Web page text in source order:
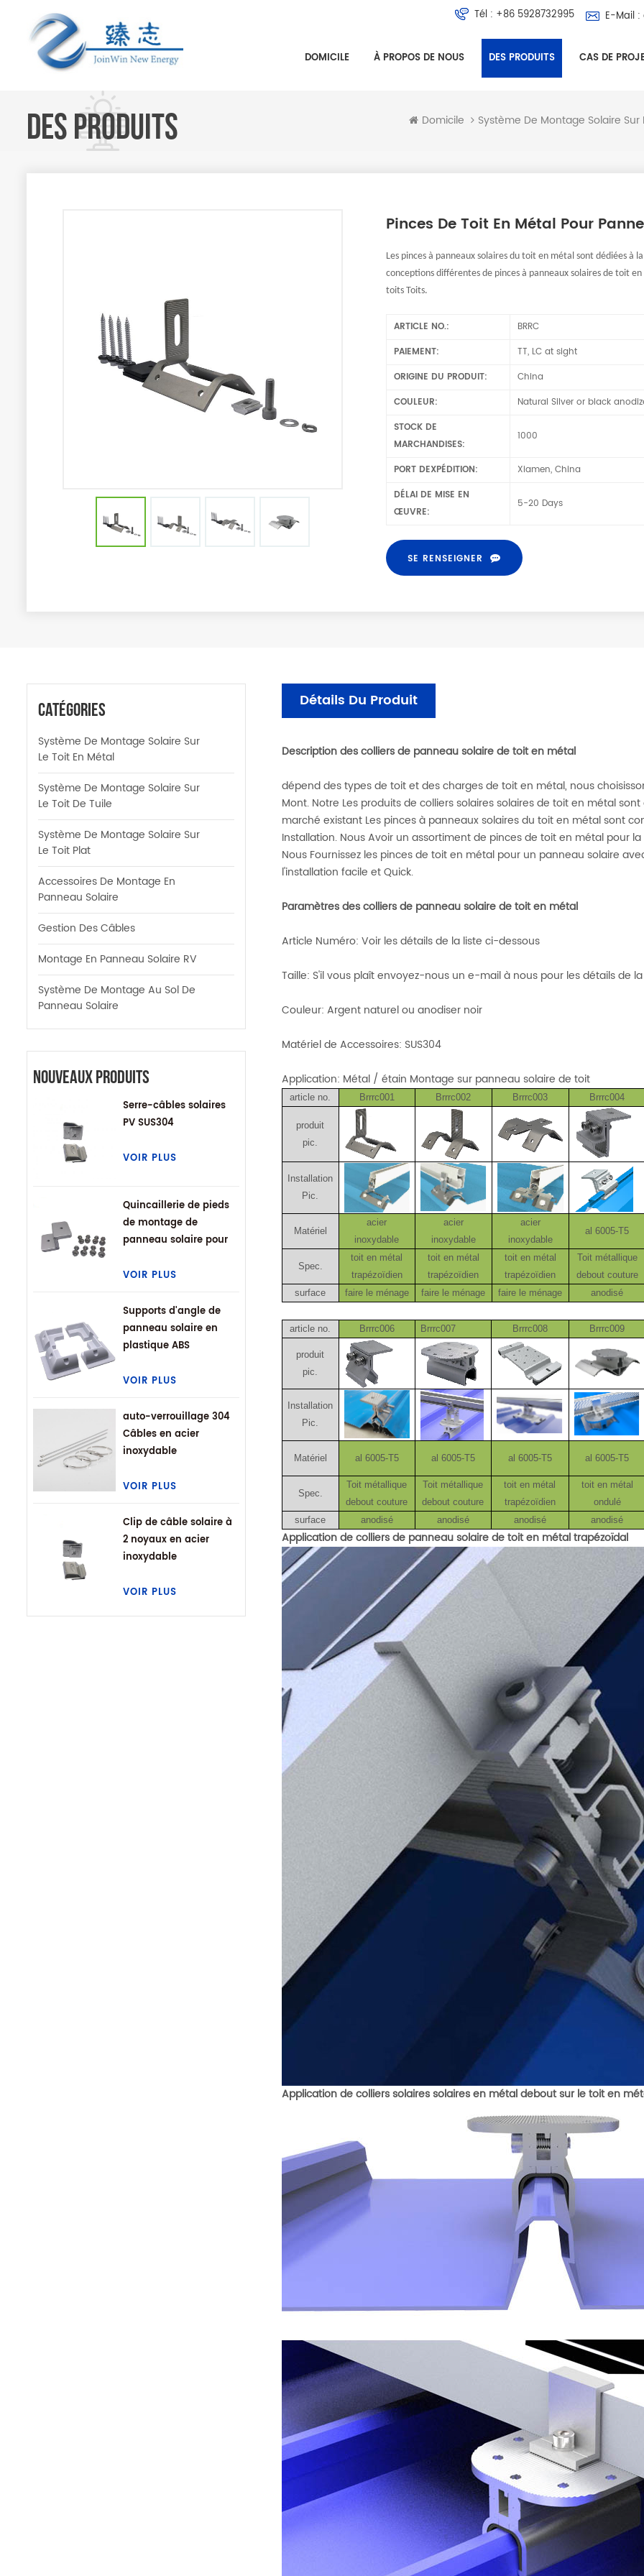
Tél : +86 5928732995 E-Mail :
DOMICILE À PROPOS DE NOUS DES PRODUITS CAS DE
DES PRODUITS Domicile
Pinces De Toit En Métal Pour
Les pinces à panneaux solaires du toit en métal sont dédiées
conceptions différentes de pinces à panneaux solaires de toit
toits Toits.
ARTICLE NO.:
BRRC
PAIEMENT:
TT, LC at sight
ORIGINE DU PRODUIT:
China
COULEUR:
Natural Silver or black
STOCK DE
MARCHANDISES:
1000
PORT DEXPÉDITION:
Xiamen, China
DÉLAI DE MISE EN
ŒUVRE:
5-20 Days
SE RENSEIGNER
Catégories
Système De Montage Solaire Sur
Le Toit En Métal
Système De Montage Solaire Sur
Le Toit De Tuile
Système De Montage Solaire Sur
Le Toit Plat
Accessoires De Montage En
Panneau Solaire
Gestion Des Câbles
Montage En Panneau Solaire RV
Système De Montage Au Sol De
Panneau Solaire
Nouveaux Produits
Serre-câbles solaires
PV SUS304
VOIR PLUS
Quincaillerie de pieds
de montage de
panneau solaire pour
VOIR PLUS
Supports d'angle de
panneau solaire en
plastique ABS
VOIR PLUS
auto-verrouillage 304
Câbles en acier
inoxydable
VOIR PLUS
Clip de câble solaire à
2 noyaux en acier
inoxydable
VOIR PLUS
Détails Du Produit
Description des colliers de panneau solaire de toit en métal
dépend des types de toit et des charges de toit en métal, nous
Mont. Notre Les produits de colliers solaires solaires de toit en métal
marché existant Les pinces à panneaux solaires du toit en métal sont
Installation. Nous Avoir un assortiment de pinces de toit en métal pour
Nous Fournissez les pinces de toit en métal pour un panneau solaire
l'installation facile et Quick.
Paramètres des colliers de panneau solaire de toit en métal
Article Numéro: Voir les détails de la liste ci-dessous
Taille: S'il vous plaît envoyez-nous un e-mail à nous pour les détails de
Couleur: Argent naturel ou anodiser noir
Matériel de Accessoires: SUS304
Application: Métal / étain Montage sur panneau solaire de toit
article no. Brrrc001 Brrrc002 Brrrc003 Brrrc004
produit
pic.
Installation
Pic.
Matériel
acier
inoxydable
acier
inoxydable
acier
inoxydable
al 6005-T5
Spec.
toit en métal
trapézoïdien
toit en métal
trapézoïdien
toit en métal
trapézoïdien
Toit métallique
debout couture
surface
faire le ménage faire le ménage faire le ménage anodisé
article no. Brrrc006 Brrrc007 Brrrc008 Brrrc009
produit
pic.
Installation
Pic.
Matériel al 6005-T5 al 6005-T5 al 6005-T5 al 6005-T5
Spec.
Toit métallique
debout couture
Toit métallique
debout couture
toit en métal
trapézoïdien
toit en métal
ondulé
surface
anodisé anodisé anodisé anodisé
Application de colliers de panneau solaire de toit en métal trapézoïdal
Application de colliers solaires solaires en métal debout sur le toit en